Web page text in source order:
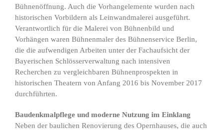
Bühnenöffnung. Auch die Vorhangelemente wurden nach
historischen Vorbildern als Leinwandmalerei ausgeführt.
Verantwortlich für die Malerei von Bühnenbild und
Vorhängen waren Bühnenmaler des Bühnenservice Berlin,
die die aufwendigen Arbeiten unter der Fachaufsicht der
Bayerischen Schlösserverwaltung nach intensiven
Recherchen zu vergleichbaren Bühnenprospekten in
historischen Theatern von Anfang 2016 bis November 2017
durchführten.
Baudenkmalpflege und moderne Nutzung im Einklang
Neben der baulichen Renovierung des Opernhauses, die auch